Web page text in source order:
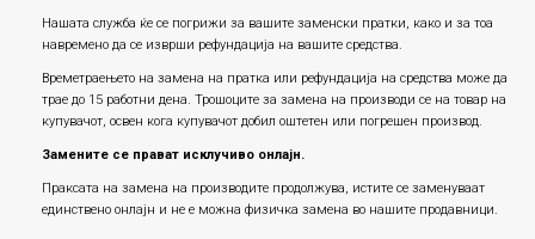
Нашата служба ќе се погрижи за вашите заменски пратки, како и за тоа
навремено да се изврши рефундација на вашите средства.
Времетраењето на замена на пратка или рефундацијa на средства може да
трае до 15 работни дена. Трошоците за замена на производи се на товар на
купувачот, освен кога купувачот добил оштетен или погрешен производ.
Замените се прават исклучиво онлајн.
Праксата на замена на производите продолжува, истите се заменуваат
единствено онлајн и не е можна физичка замена во нашите продавници.